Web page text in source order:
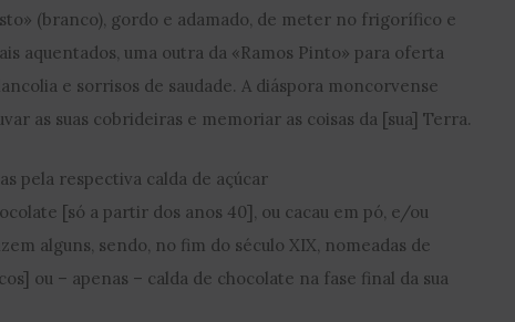
(branco), gordo e adamado, de meter no frigorífico e
aquentados, uma outra da «Ramos Pinto» para oferta
e sorrisos de saudade. A diáspora moncorvense
as suas cobrideiras e memoriar as coisas da [sua] Terra.
pela respectiva calda de açúcar
[só a partir dos anos 40], ou cacau em pó, e/ou
alguns, sendo, no fim do século XIX, nomeadas de
ou – apenas – calda de chocolate na fase final da sua